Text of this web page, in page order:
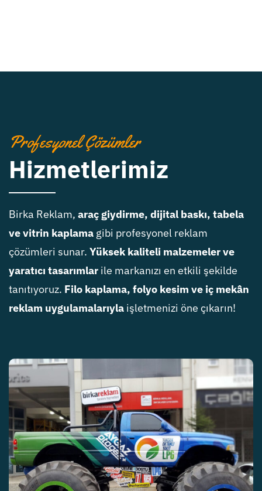
Profesyonel Çözümler
Hizmetlerimiz
Birka Reklam, araç giydirme, dijital baskı, tabela
ve vitrin kaplamagibi profesyonel reklam
çözümleri sunar. Yüksek kaliteli malzemeler ve
yaratıcı tasarımlarile markanızı en etkili şekilde
tanıtıyoruz. Filo kaplama, folyo kesim ve iç mekân
reklam uygulamalarıylaişletmenizi öne çıkarın!